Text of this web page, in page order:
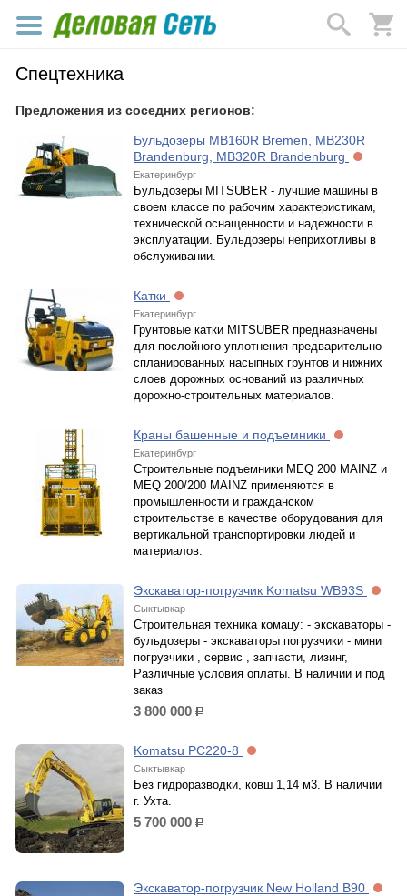
Спецтехника
Предложения из соседних регионов:
Бульдозеры MB160R Bremen, MB230R
Brandenburg, MB320R Brandenburg
Екатеринбург
Бульдозеры MITSUBER - лучшие машины в
своем классе по рабочим характеристикам,
технической оснащенности и надежности в
эксплуатации. Бульдозеры неприхотливы в
обслуживании.
Катки
Екатеринбург
Грунтовые катки MITSUBER предназначены
для послойного уплотнения предварительно
спланированных насыпных грунтов и нижних
слоев дорожных оснований из различных
дорожно-строительных материалов.
Краны башенные и подъемники
Екатеринбург
Строительные подъемники MEQ 200 MAINZ и
MEQ 200/200 MAINZ применяются в
промышленности и гражданском
строительстве в качестве оборудования для
вертикальной транспортировки людей и
материалов.
Экскаватор-погрузчик Komatsu WB93S
Сыктывкар
Строительная техника комацу: - экскаваторы -
бульдозеры - экскаваторы погрузчики - мини
погрузчики , сервис , запчасти, лизинг,
Различные условия оплаты. В наличии и под
заказ
3 800 000 р.
Komatsu PC220-8
Сыктывкар
Без гидроразводки, ковш 1,14 м3. В наличии
г. Ухта.
5 700 000 р.
Экскаватор-погрузчик New Holland B90